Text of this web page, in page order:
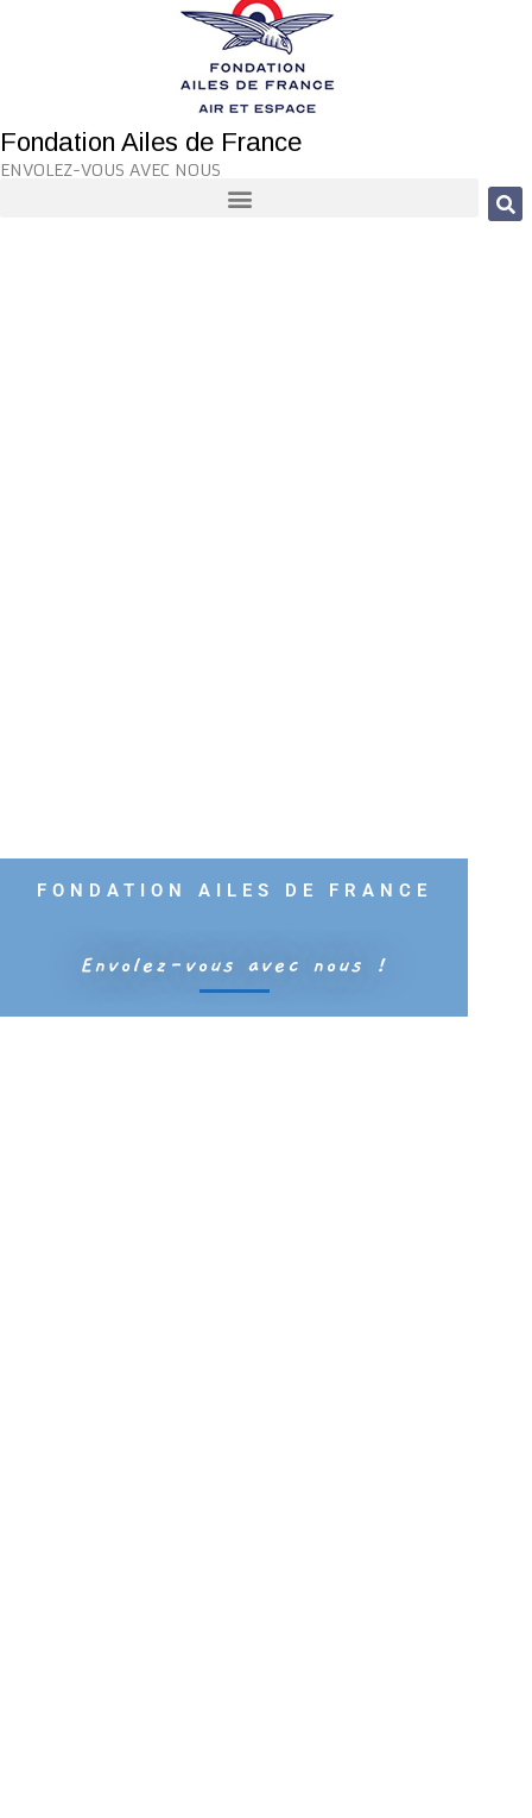
Fondation Ailes de France
ENVOLEZ-VOUS AVEC NOUS
FONDATION AILES DE FRANCE
Envolez-vous avec nous !